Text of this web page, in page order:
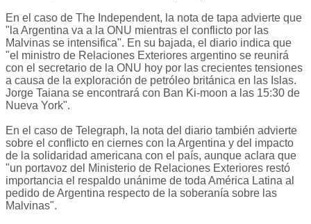
En el caso de The Independent, la nota de tapa advierte que
"la Argentina va a la ONU mientras el conflicto por las
Malvinas se intensifica". En su bajada, el diario indica que
"el ministro de Relaciones Exteriores argentino se reunirá
con el secretario de la ONU hoy por las crecientes tensiones
a causa de la exploración de petróleo británica en las Islas.
Jorge Taiana se encontrará con Ban Ki-moon a las 15:30 de
Nueva York".
En el caso de Telegraph, la nota del diario también advierte
sobre el conflicto en ciernes con la Argentina y del impacto
de la solidaridad americana con el país, aunque aclara que
"un portavoz del Ministerio de Relaciones Exteriores restó
importancia el respaldo unánime de toda América Latina al
pedido de Argentina respecto de la soberanía sobre las
Malvinas".